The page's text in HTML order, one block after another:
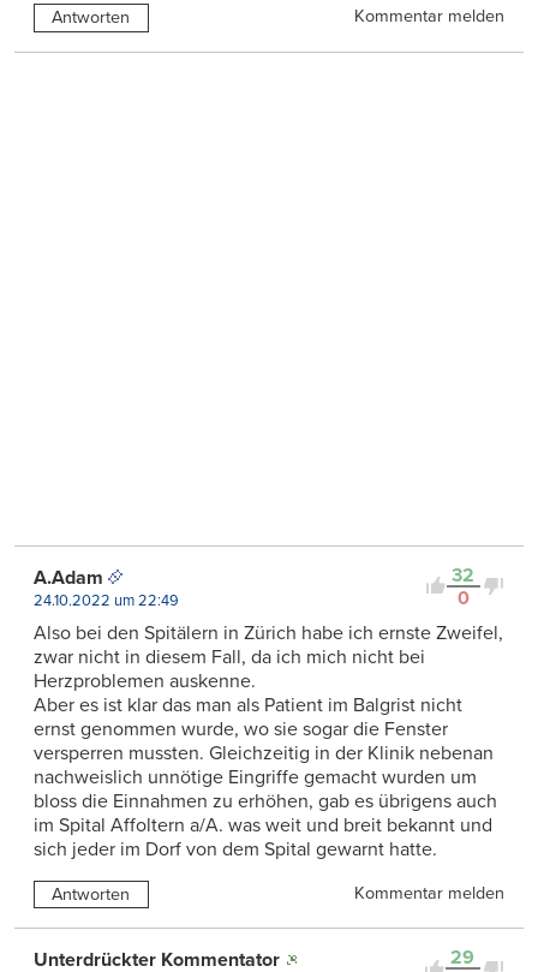
Antworten Kommentar melden
32
0
A.Adam
24.10.2022 um 22:49
Also bei den Spitälern in Zürich habe ich ernste Zweifel,
zwar nicht in diesem Fall, da ich mich nicht bei
Herzproblemen auskenne.
Aber es ist klar das man als Patient im Balgrist nicht
ernst genommen wurde, wo sie sogar die Fenster
versperren mussten. Gleichzeitig in der Klinik nebenan
nachweislich unnötige Eingriffe gemacht wurden um
bloss die Einnahmen zu erhöhen, gab es übrigens auch
im Spital Affoltern a/A. was weit und breit bekannt und
sich jeder im Dorf von dem Spital gewarnt hatte.
Antworten Kommentar melden
29
Unterdrückter Kommentator